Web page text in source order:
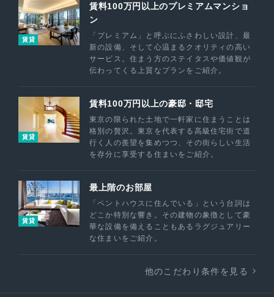
賃貸
賃料100万円以上のプレミアムマンショ
ン
「プレミアム」と呼ぶにふさわしい設計、最
新の設備、そして心温まるクオリティの高い
サービス。住まう方のステイタスや価値観が
伝わってくる上質なプランをご紹介。
賃貸
賃料100万円以上の豪邸・邸宅
東京の限られた土地で一軒家に住まうことは
格別の贅沢。東京を代表する高級住宅街で道
行く人の羨望を集めつつ、その街らしい生活
を存分に享受する住まいをご紹介。
賃貸
最上階のお部屋
「ペントハウスに住んでいる」という台詞は
どこか特別な響き。その建物の象徴として豪
華な設備を備えることもあるラグジュアリー
な住まいをご紹介。
他のこだわり条件を見る